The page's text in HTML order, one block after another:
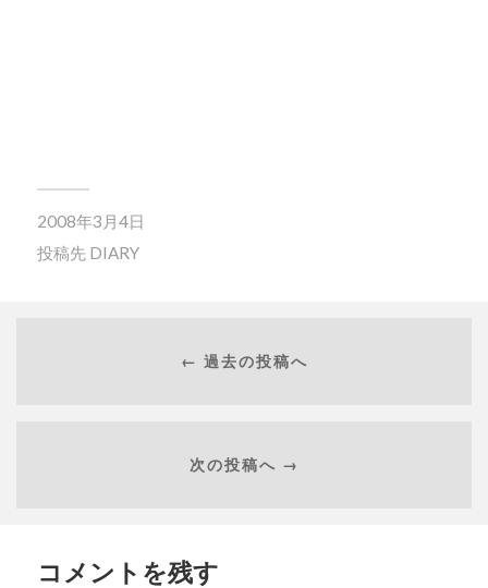
2008年3月4日
投稿先 DIARY
← 過去の投稿へ
次の投稿へ →
コメントを残す